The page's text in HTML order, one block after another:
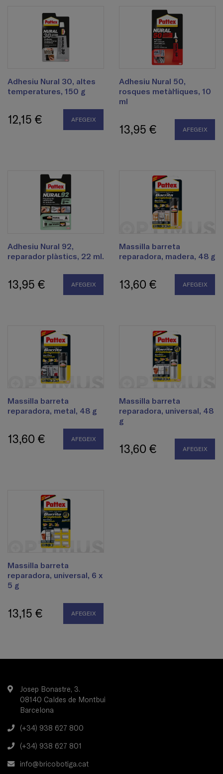
Adhesiu Nural 30, altes
temperatures, 150 g
12,15 € AFEGEIX
Adhesiu Nural 50,
rosques metàl·liques, 10
ml
13,95 € AFEGEIX
Adhesiu Nural 92,
reparador plàstics, 22 ml.
13,95 € AFEGEIX
Massilla barreta
reparadora, madera, 48 g
13,60 € AFEGEIX
Massilla barreta
reparadora, metal, 48 g
13,60 € AFEGEIX
Massilla barreta
reparadora, universal, 48
g
13,60 € AFEGEIX
Massilla barreta
reparadora, universal, 6 x
5 g
13,15 € AFEGEIX
Josep Bonastre, 3.
08140 Caldes de Montbui
Barcelona
(+34) 938 627 800
(+34) 938 627 801
info@bricobotiga.cat